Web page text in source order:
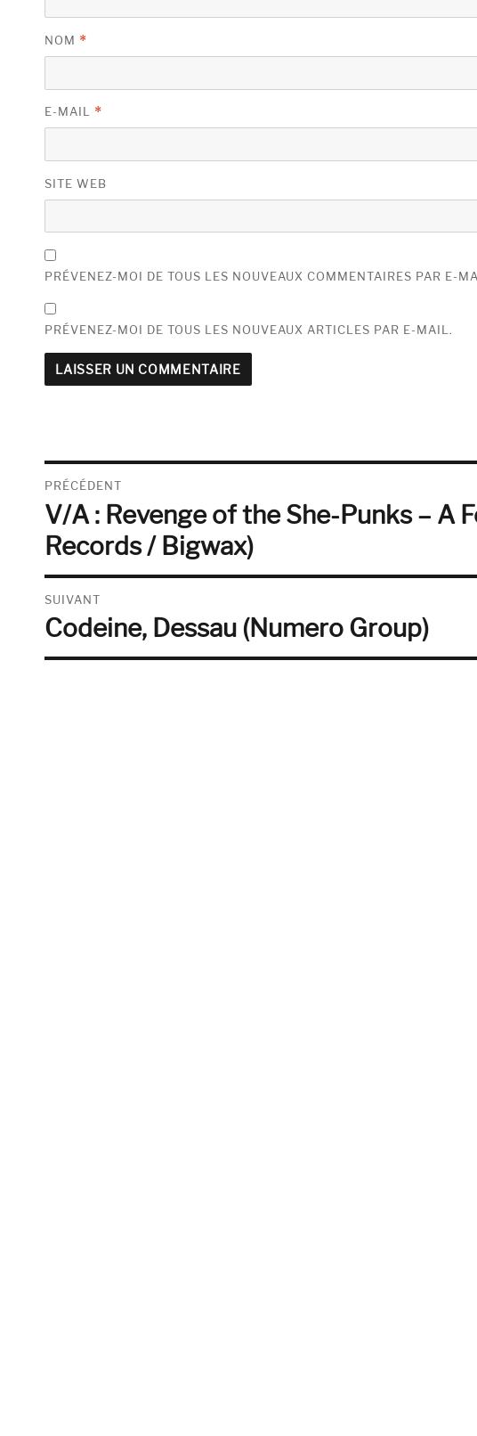
NOM *
E-MAIL *
SITE WEB
PRÉVENEZ-MOI DE TOUS LES NOUVEAUX COMMENTAIRES PAR E-
PRÉVENEZ-MOI DE TOUS LES NOUVEAUX ARTICLES PAR E-MAIL.
Navigation
de
l’article
PRÉCÉDENT
Publication
V/A : Revenge of the She-Punks – A
Records / Bigwax)
SUIVANT
Publication
Codeine, Dessau (Numero Group)